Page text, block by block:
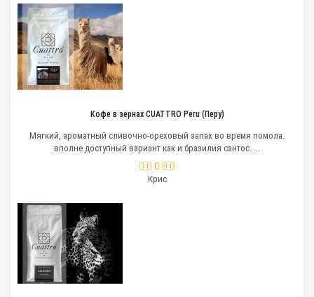
Кофе в зернах CUATTRO Peru (Перу)
Мягкий, ароматный сливочно-ореховый запах во время помола.
вполне доступный вариант как и бразилия сантос. ...
Крис